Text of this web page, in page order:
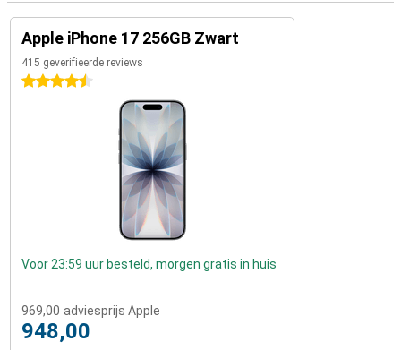
Apple iPhone 17 256GB Zwart
415 geverifieerde reviews
4.5 sterren
Voor 23:59 uur besteld, morgen gratis in huis
969,00 adviesprijs Apple
948,00